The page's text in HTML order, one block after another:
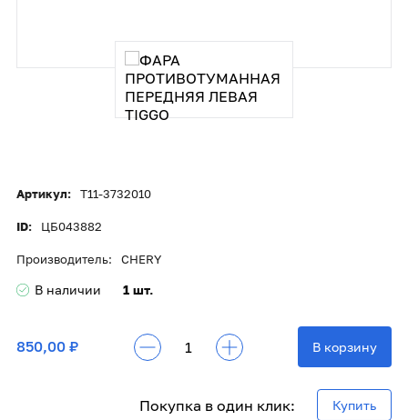
Артикул: T11-3732010
ID: ЦБ043882
Производитель: CHERY
В наличии 1 шт.
850,00 ₽ В корзину
Покупка в один клик: Купить